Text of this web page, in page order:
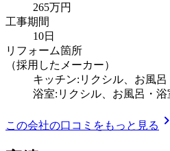
265万円
工事期間
10日
リフォーム箇所
（採用したメーカー）
キッチン:リクシル、お風
浴室:リクシル、お風呂・
この会社の口コミをもっと見る chevron_right